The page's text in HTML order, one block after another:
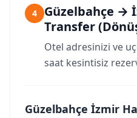
4
Güzelbahçe →
Transfer
Otel adresinizi ve
saat kesintisiz
Güzelbahçe İzmir